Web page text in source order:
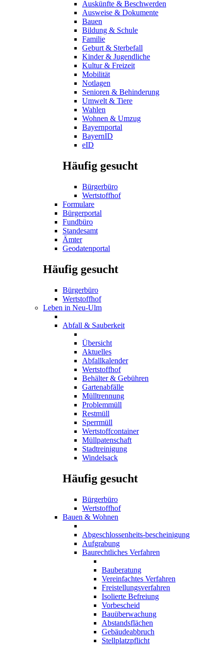
Auskünfte & Beschwerden
Ausweise & Dokumente
Bauen
Bildung & Schule
Familie
Geburt & Sterbefall
Kinder & Jugendliche
Kultur & Freizeit
Mobilität
Notlagen
Senioren & Behinderung
Umwelt & Tiere
Wahlen
Wohnen & Umzug
Bayernportal
BayernID
eID
Häufig gesucht
Bürgerbüro
Wertstoffhof
Formulare
Bürgerportal
Fundbüro
Standesamt
Ämter
Geodatenportal
Häufig gesucht
Bürgerbüro
Wertstoffhof
Leben in Neu-Ulm
Abfall & Sauberkeit
Übersicht
Aktuelles
Abfallkalender
Wertstoffhof
Behälter & Gebühren
Gartenabfälle
Mülltrennung
Problemmüll
Restmüll
Sperrmüll
Wertstoffcontainer
Müllpatenschaft
Stadtreinigung
Windelsack
Häufig gesucht
Bürgerbüro
Wertstoffhof
Bauen & Wohnen
Abgeschlossenheits-bescheinigung
Aufgrabung
Baurechtliches Verfahren
Bauberatung
Vereinfachtes Verfahren
Freistellungsverfahren
Isolierte Befreiung
Vorbescheid
Bauüberwachung
Abstandsflächen
Gebäudeabbruch
Stellplatzpflicht